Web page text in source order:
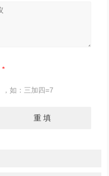
如：三加四=7